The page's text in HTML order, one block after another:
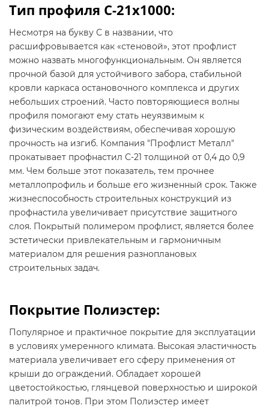
Тип профиля C-21х1000:
Несмотря на букву С в названии, что
расшифровывается как «стеновой», этот профлист
можно назвать многофункциональным. Он является
прочной базой для устойчивого забора, стабильной
кровли каркаса остановочного комплекса и других
небольших строений. Часто повторяющиеся волны
профиля помогают ему стать неуязвимым к
физическим воздействиям, обеспечивая хорошую
прочность на изгиб. Компания "Профлист Металл"
прокатывает профнастил С-21 толщиной от 0,4 до 0,9
мм. Чем больше этот показатель, тем прочнее
металлопрофиль и больше его жизненный срок. Также
жизнеспособность строительных конструкций из
профнастила увеличивает присутствие защитного
слоя. Покрытый полимером профлист, является более
эстетически привлекательным и гармоничным
материалом для решения разноплановых
строительных задач.
Покрытие Полиэстер:
Популярное и практичное покрытие для эксплуатации
в условиях умеренного климата. Высокая эластичность
материала увеличивает его сферу применения от
крыши до ограждений. Обладает хорошей
цветостойкостью, глянцевой поверхностью и широкой
палитрой тонов. При этом Полиэстер имеет